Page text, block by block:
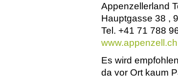
Appenzellerland
Hauptgasse 38 ,
Tel. +41 71 788
www.appenzell.ch
Es wird
da vor Ort kaum